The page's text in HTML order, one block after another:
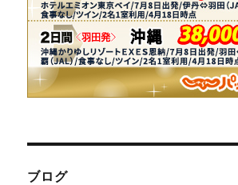
ブログ